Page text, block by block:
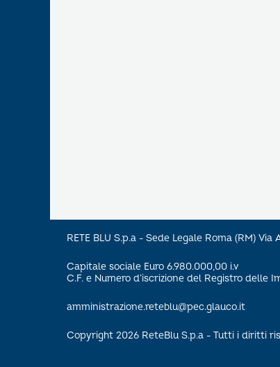
RETE BLU S.p.a - Sede Legale Roma (RM)
Capitale sociale Euro 6.980.000,00 i.v
C.F. e Numero d’iscrizione del Registro delle
amministrazione.reteblu@pec.glauco.it
Copyright 2026 ReteBlu S.p.a - Tutti i diritti